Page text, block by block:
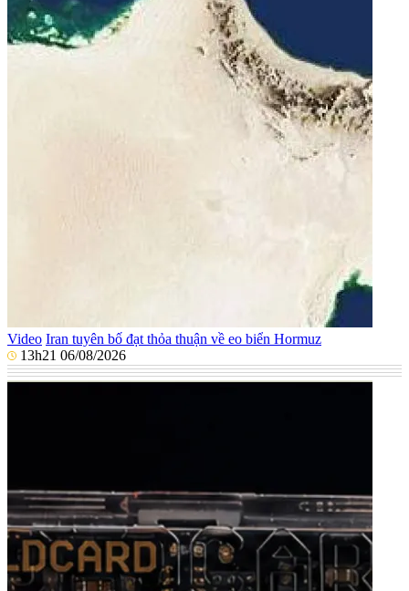
Video Iran tuyên bố đạt thỏa thuận về eo biển Hormuz
13h21 06/08/2026